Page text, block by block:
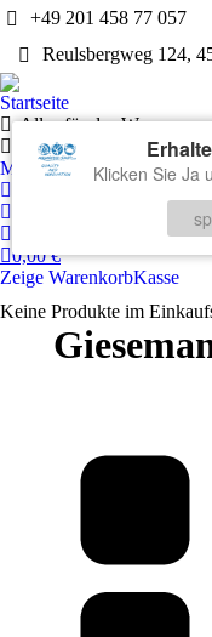
+49 201 458 77 057
Reulsbergweg 124,
Startseite
Alles für das Wasser
Technik
Markenwelten
0,00€
Zeige WarenkorbKasse
Keine Produkte im
Klicken Sie Ja